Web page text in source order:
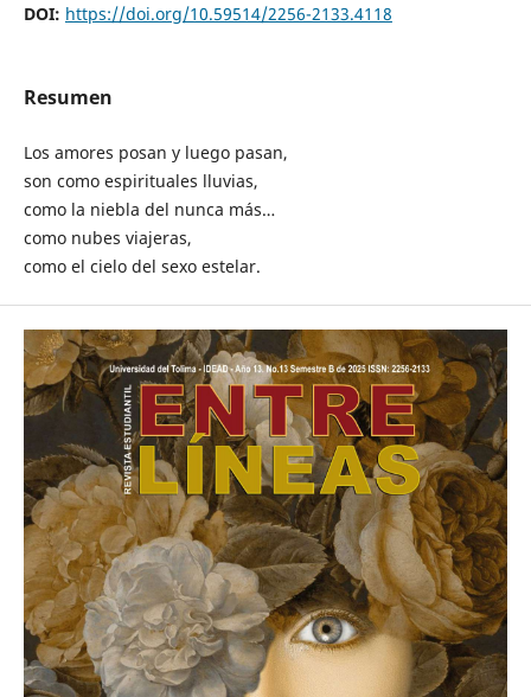
DOI: https://doi.org/10.59514/2256-2133.4118
Resumen
Los amores posan y luego pasan,
son como espirituales lluvias,
como la niebla del nunca más…
como nubes viajeras,
como el cielo del sexo estelar.